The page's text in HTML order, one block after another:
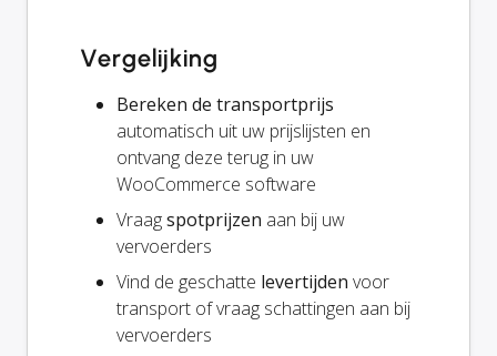
Vergelijking
Bereken de transportprijs
automatisch uit uw prijslijsten en
ontvang deze terug in uw
WooCommerce software
Vraagspotprijzen aan bij uw
vervoerders
Vind de geschatte levertijden voor
transport of vraag schattingen aan bij
vervoerders